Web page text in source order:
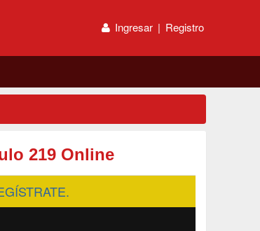
Ingresar | Registro
219 Online